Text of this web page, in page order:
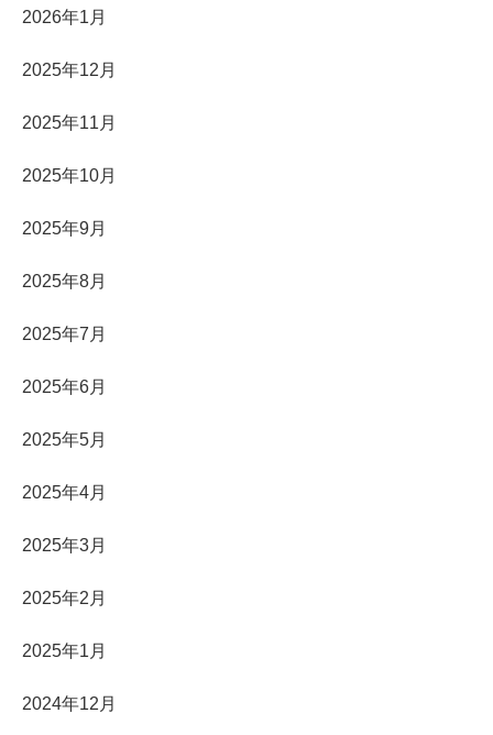
2026年1月
2025年12月
2025年11月
2025年10月
2025年9月
2025年8月
2025年7月
2025年6月
2025年5月
2025年4月
2025年3月
2025年2月
2025年1月
2024年12月